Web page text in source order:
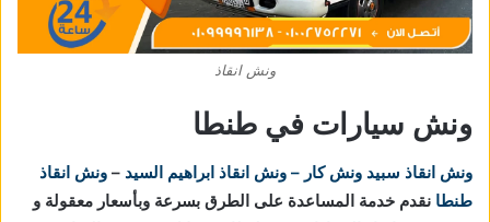
ونش انقاذ
ونش سيارات في طنطا
ونش انقاذ سبيد ونش كار – ونش انقاذ ابراهيم السيد – ونش انقاذ
طنطا نقدم خدمة المساعدة على الطرق بسرعة وبأسعار معقولة و